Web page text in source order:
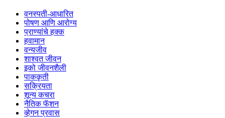
वनस्पती-आधारित
पोषण आणि आरोग्य
प्राण्यांचे हक्क
हवामान
वन्यजीव
शाश्वत जीवन
इको जीवनशैली
पाककृती
सक्रियता
शून्य कचरा
नैतिक फॅशन
व्हेगन प्रवास